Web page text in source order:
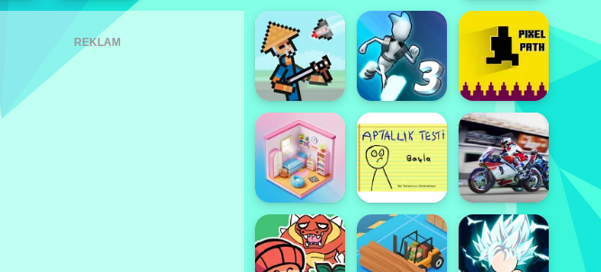
REKLAM